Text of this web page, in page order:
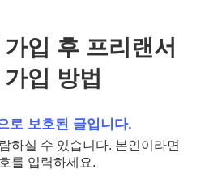
입 후 프리랜서
입 방법
로 보호된 글입니다.
하실 수 있습니다. 본인이라면
를 입력하세요.